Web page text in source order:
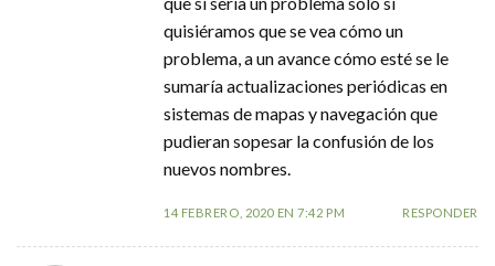
quisiéramos que se vea cómo un
problema, a un avance cómo esté se le
sumaría actualizaciones periódicas en
sistemas de mapas y navegación que
pudieran sopesar la confusión de los
nuevos nombres.
14 FEBRERO, 2020 EN 7:42 PM RESPONDER